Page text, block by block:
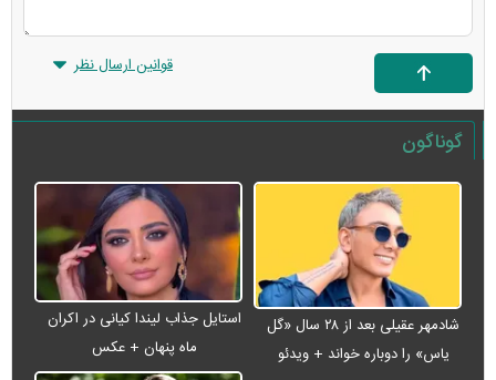
قوانین ارسال نظر
گوناگون
شادمهر عقیلی بعد از ۲۸ سال «گل
یاس» را دوباره خواند + ویدئو
استایل جذاب لیندا کیانی در اکران
ماه پنهان + عکس